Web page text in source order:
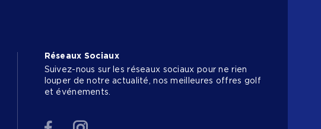
Réseaux Sociaux
Suivez-nous sur les réseaux sociaux pour ne rien
louper de notre actualité, nos meilleures offres golf
et événements.
FacebookInstagram